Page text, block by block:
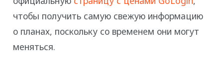
чтобы получить самую свежую информацию
о планах, поскольку со временем они могут
меняться.